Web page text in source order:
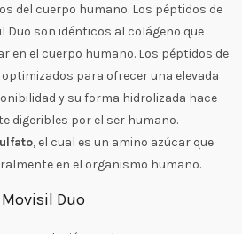
del cuerpo humano. Los péptidos de
Duo son idénticos al colágeno que
en el cuerpo humano. Los péptidos de
para ofrecer una elevada
y su forma hidrolizada hace
digeribles por el ser humano.
, el cual es un amino azúcar que
en el organismo humano.
Movisil Duo